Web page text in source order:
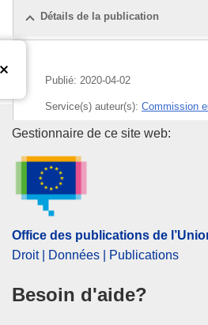
Détails de la publication
Publié: 2020-04-02
Service(s) auteur(s): Commission
Sujet:aide d'urgence
financement de l'UE
État membre UE
IMMC : COM(2020)175 final
Office des
Gestionnaire de ce site web:
Office des publications de
Droit | Données | Publications
Besoin d'aide?